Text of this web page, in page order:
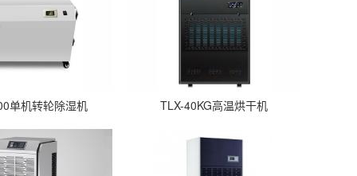
单机转轮除湿机 TLX-40KG高温烘干机